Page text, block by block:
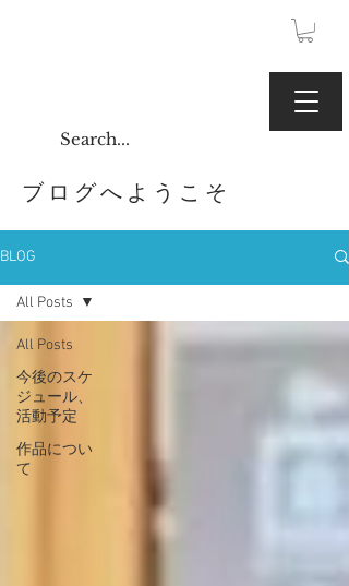
ブログへようこそ
BLOG
All Posts
今後のスケ
ジュール、
活動予定
作品につい
て
All Posts